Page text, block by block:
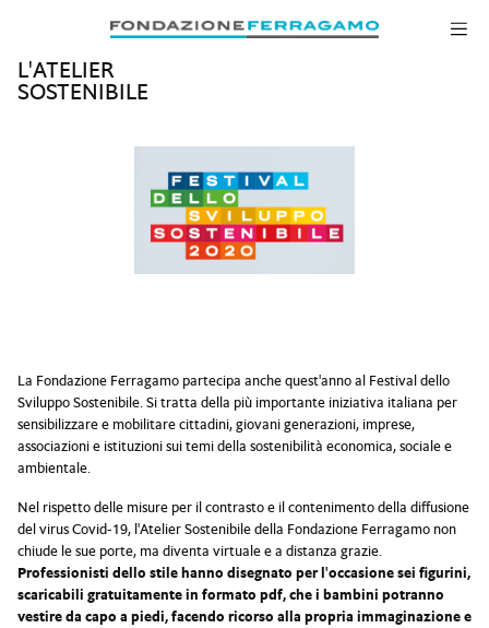
Salta alla navigazione
Salta al contenuto principale
Salta al piè di pagina
L'ATELIER
SOSTENIBILE
La Fondazione Ferragamo partecipa anche quest'anno al Festival dello
Sviluppo Sostenibile. Si tratta della più importante iniziativa italiana per
sensibilizzare e mobilitare cittadini, giovani generazioni, imprese,
associazioni e istituzioni sui temi della sostenibilità economica, sociale e
ambientale.
Nel rispetto delle misure per il contrasto e il contenimento della diffusione
del virus Covid-19, l'Atelier Sostenibile della Fondazione Ferragamo non
chiude le sue porte, ma diventa virtuale e a distanza grazie.
Professionisti dello stile hanno disegnato per l'occasione sei figurini,
scaricabili gratuitamente in formato pdf, che i bambini potranno
vestire da capo a piedi, facendo ricorso alla propria immaginazione e